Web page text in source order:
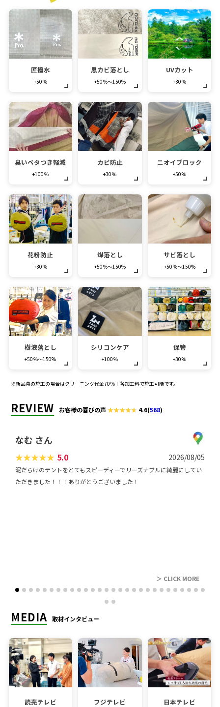
匠撥水
+50％
黒カビ落とし
+50％～150%
UVカット
+30％
臭いベタつき軽減
+100％
カビ防止
+30％
ニオイブロック
+50％
花粉防止
+30％
煤落とし
+50％～150%
サビ落とし
+50％～150%
樹液落とし
+50％～150%
シリコンケア
+100％
保管
+30％
※新品幕の施工の場合はクリーニング代金70％＋各加工料で施工可能です。
REVIEW お客様の喜びの声 4.6(568)
なむ さん
★★★★★ 5.0 2026/08/05
泥だらけのテントをとてもスピーディーでリーズナブルに綺麗にしてい
ただきました！！！ありがとうございました！
＞ CLICK MORE
MEDIA 取材インタビュー
読売テレビ フジテレビ 日本テレビ